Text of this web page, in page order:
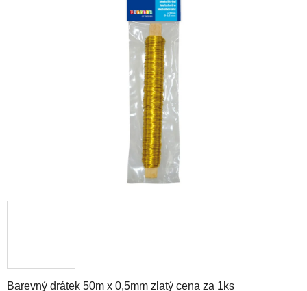
Barevný drátek 50m x 0,5mm zlatý cena za 1ks